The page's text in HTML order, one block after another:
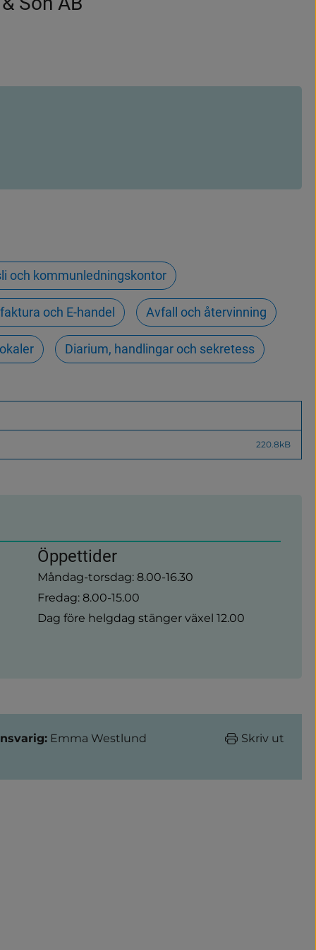
och kommunledningskontor
och E-handel Avfall och återvinning
Diarium, handlingar och sekretess
220.8kB
Öppettider
Måndag-torsdag: 8.00-16.30
Fredag: 8.00-15.00
Dag före helgdag stänger växel 12.00
Emma Westlund Skriv ut